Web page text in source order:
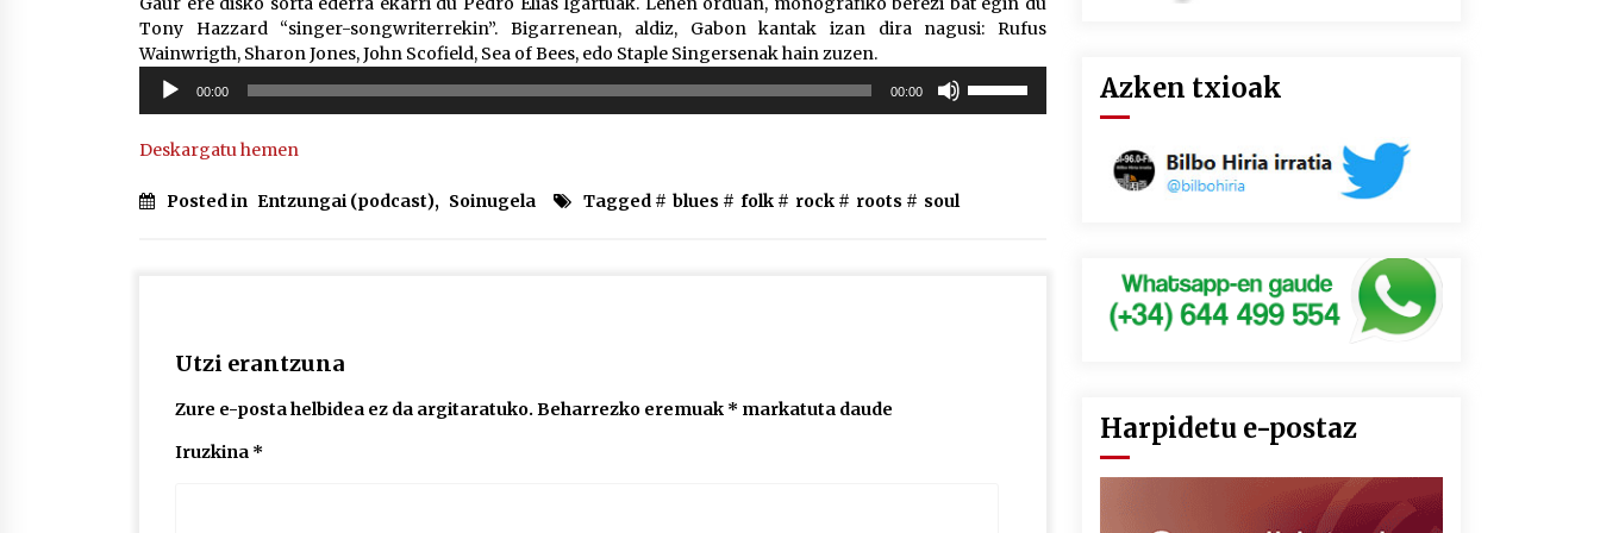
Tony Hazzard “singer-songwriterrekin”. Bigarrenean, aldiz, Gabon kantak izan dira nagusi: Rufus
Wainwrigth, Sharon Jones, John Scofield, Sea of Bees, edo Staple Singersenak hain zuzen.
Soinu
erreproduzigailua
00:00 00:00
Deskargatu hemen
Posted in Entzungai (podcast), Soinugela Tagged # blues # folk # rock # roots # soul
Utzi erantzuna
Zure e-posta helbidea ez da argitaratuko. Beharrezko eremuak * markatuta daude
Iruzkina *
Azken txioak
Harpidetu e-postaz